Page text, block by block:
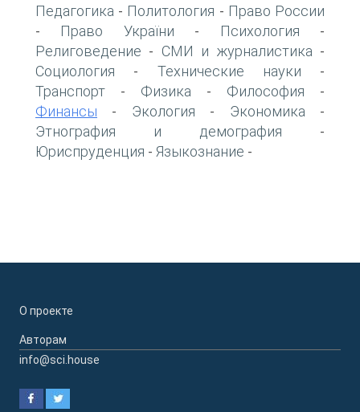
Педагогика - Политология - Право России
- Право України - Психология -
Религоведение - СМИ и журналистика -
Социология - Технические науки -
Транспорт - Физика - Философия -
Финансы - Экология - Экономика -
Этнография и демография -
Юриспруденция - Языкознание -
О проекте
Авторам
info@sci.house